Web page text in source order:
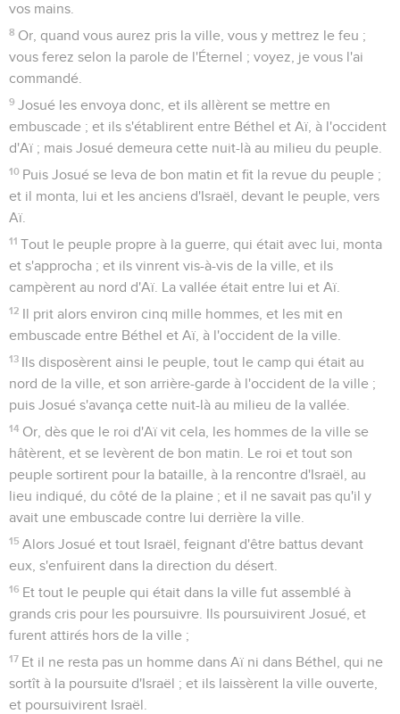
vos mains.
8 Or, quand vous aurez pris la ville, vous y mettrez le feu ;
vous ferez selon la parole de l'Éternel ; voyez, je vous l'ai
commandé.
9 Josué les envoya donc, et ils allèrent se mettre en
embuscade ; et ils s'établirent entre Béthel et Aï, à l'occident
d'Aï ; mais Josué demeura cette nuit-là au milieu du peuple.
10 Puis Josué se leva de bon matin et fit la revue du peuple ;
et il monta, lui et les anciens d'Israël, devant le peuple, vers
Aï.
11 Tout le peuple propre à la guerre, qui était avec lui, monta
et s'approcha ; et ils vinrent vis-à-vis de la ville, et ils
campèrent au nord d'Aï. La vallée était entre lui et Aï.
12 Il prit alors environ cinq mille hommes, et les mit en
embuscade entre Béthel et Aï, à l'occident de la ville.
13 Ils disposèrent ainsi le peuple, tout le camp qui était au
nord de la ville, et son arrière-garde à l'occident de la ville ;
puis Josué s'avança cette nuit-là au milieu de la vallée.
14 Or, dès que le roi d'Aï vit cela, les hommes de la ville se
hâtèrent, et se levèrent de bon matin. Le roi et tout son
peuple sortirent pour la bataille, à la rencontre d'Israël, au
lieu indiqué, du côté de la plaine ; et il ne savait pas qu'il y
avait une embuscade contre lui derrière la ville.
15 Alors Josué et tout Israël, feignant d'être battus devant
eux, s'enfuirent dans la direction du désert.
16 Et tout le peuple qui était dans la ville fut assemblé à
grands cris pour les poursuivre. Ils poursuivirent Josué, et
furent attirés hors de la ville ;
17 Et il ne resta pas un homme dans Aï ni dans Béthel, qui ne
sortît à la poursuite d'Israël ; et ils laissèrent la ville ouverte,
et poursuivirent Israël.